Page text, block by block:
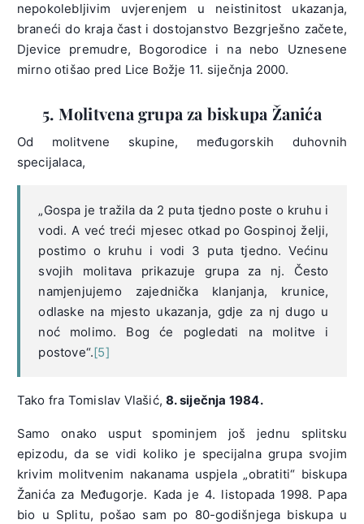
nepokolebljivim uvjerenjem u neistinitost ukazanja,
braneći do kraja čast i dostojanstvo Bezgrješno začete,
Djevice premudre, Bogorodice i na nebo Uznesene
mirno otišao pred Lice Božje 11. siječnja 2000.
5. Molitvena grupa za biskupa Žanića
Od molitvene skupine, međugorskih duhovnih
specijalaca,
„Gospa je tražila da 2 puta tjedno poste o kruhu i
vodi. A već treći mjesec otkad po Gospinoj želji,
postimo o kruhu i vodi 3 puta tjedno. Većinu
svojih molitava prikazuje grupa za nj. Često
namjenjujemo zajednička klanjanja, krunice,
odlaske na mjesto ukazanja, gdje za nj dugo u
noć molimo. Bog će pogledati na molitve i
postove“.[5]
Tako fra Tomislav Vlašić,8. siječnja 1984.
Samo onako usput spominjem još jednu splitsku
epizodu, da se vidi koliko je specijalna grupa svojim
krivim molitvenim nakanama uspjela „obratiti“ biskupa
Žanića za Međugorje. Kada je 4. listopada 1998. Papa
bio u Splitu, pošao sam po 80-godišnjega biskupa u